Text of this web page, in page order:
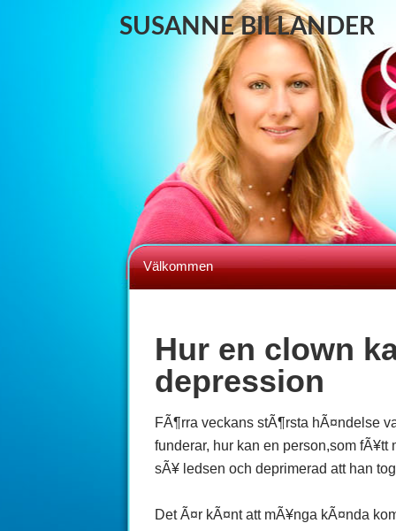
SUSANNE BILLANDER
Välkommen
Hur en clown
depression
FÃ¶rra veckans stÃ¶rsta hÃ¤ndelse
funderar, hur kan en person,som
sÃ¥ ledsen och deprimerad att han
Det Ã¤r kÃ¤nt att mÃ¥nga kÃ¤nda